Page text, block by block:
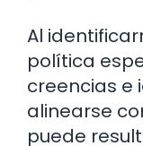
Al
política
creencias e
alinearse
puede